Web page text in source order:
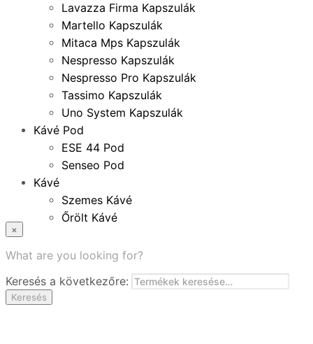
Lavazza Firma Kapszulák
Martello Kapszulák
Mitaca Mps Kapszulák
Nespresso Kapszulák
Nespresso Pro Kapszulák
Tassimo Kapszulák
Uno System Kapszulák
Kávé Pod
ESE 44 Pod
Senseo Pod
Kávé
Szemes Kávé
Őrölt Kávé
Instant Kávé
Zacskó Tea
Tartozékok
×
What are you looking for?
Keresés a következőre:
Keresés